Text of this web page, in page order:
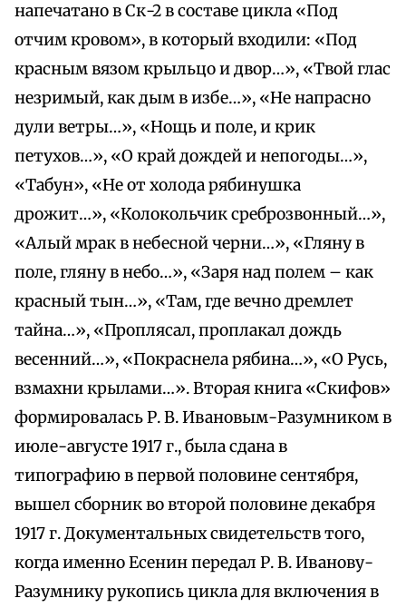
напечатано в Ск-2 в составе цикла «Под
отчим кровом», в который входили: «Под
красным вязом крыльцо и двор…», «Твой глас
незримый, как дым в избе…», «Не напрасно
дули ветры…», «Нощь и поле, и крик
петухов…», «О край дождей и непогоды…»,
«Табун», «Не от холода рябинушка
дрожит…», «Колокольчик среброзвонный…»,
«Алый мрак в небесной черни…», «Гляну в
поле, гляну в небо…», «Заря над полем – как
красный тын…», «Там, где вечно дремлет
тайна…», «Проплясал, проплакал дождь
весенний…», «Покраснела рябина…», «О Русь,
взмахни крылами…». Вторая книга «Скифов»
формировалась Р. В. Ивановым-Разумником в
июле-августе 1917 г., была сдана в
типографию в первой половине сентября,
вышел сборник во второй половине декабря
1917 г. Документальных свидетельств того,
когда именно Есенин передал Р. В. Иванову-
Разумнику рукопись цикла для включения в